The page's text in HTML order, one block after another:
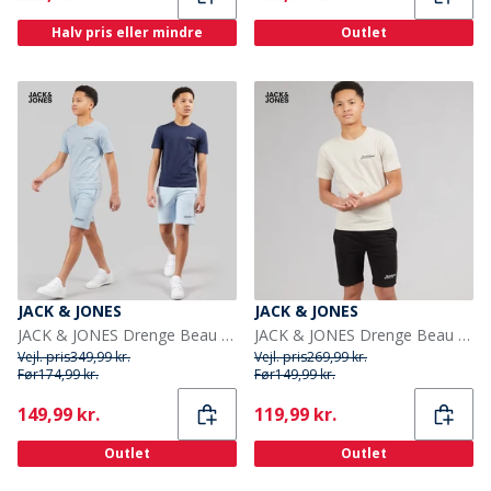
Halv pris eller mindre Outlet
JACK & JONES
JACK & JONES Drenge Beau 2 Pak T-shirts og Shorts Sæt Cashmere Blue
Vejl. pris349,99 kr.
Før174,99 kr.
Current
149,99 kr.
Outlet
JACK & JONES
JACK & JONES Drenge Beau T Shirt Og Shorts Sæt Moonbeam
Vejl. pris269,99 kr.
Før149,99 kr.
Current
119,99 kr.
Outlet